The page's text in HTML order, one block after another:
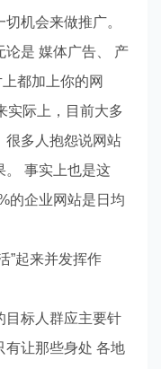
机会来做推广。
论是 媒体广告、 产
都加上你的网
实际上，目前大多
很多人抱怨说网站
。 事实上也是这
的企业网站是日均
”起来并发挥作
目标人群应主要针
有让那些身处 各地